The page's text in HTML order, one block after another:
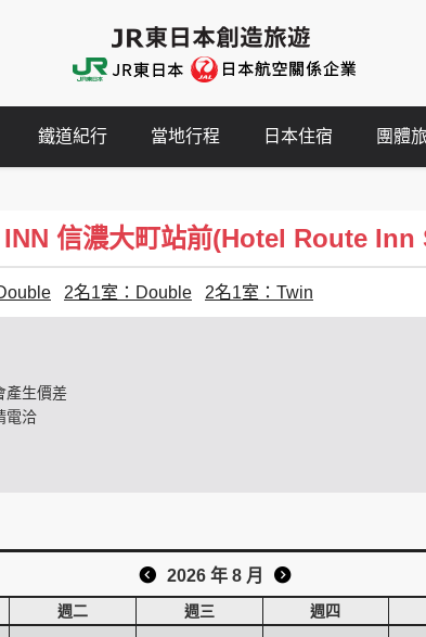
鐵道紀行 當地行程 日本住宿 團體
INN 信濃大町站前(Hotel Route
2名1室：Double 2名1室：Twin
產生價差
電洽
2026 年 8 月
週二 週三 週四